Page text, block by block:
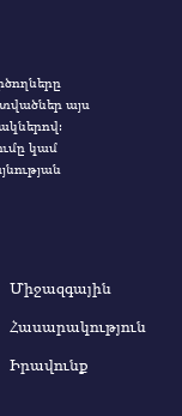
այս
կամ
Միջազգային
Հասարակություն
Իրավունք